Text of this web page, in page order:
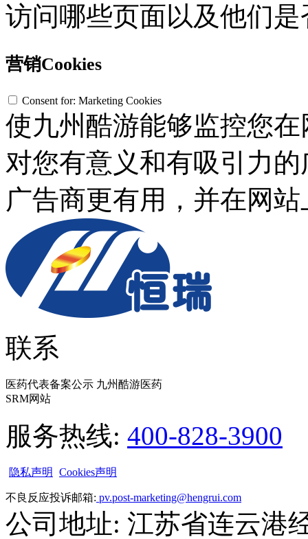
访问哪些页面以及他们
营销Cookies
Consent for: Marketing Cookies
使九州酷游能够监控您
对您有意义和有吸引力的
广告商更有用，并在
联系
医药代表备案公示 九州酷游医药
SRM网站
服务热线: 400-828-3900
隐私声明 Cookies声明
不良反应投诉邮箱: pv.post-marketing@hengrui.com
公司地址: 江苏省连云港